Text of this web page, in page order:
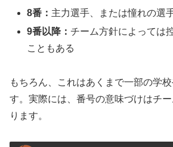
8番： 主力選手、または憧れの選
9番以降：チーム方針によっては
こともある
もちろん、これはあくまで一部の学
す。実際には、番号の意味づけはチ
ります。